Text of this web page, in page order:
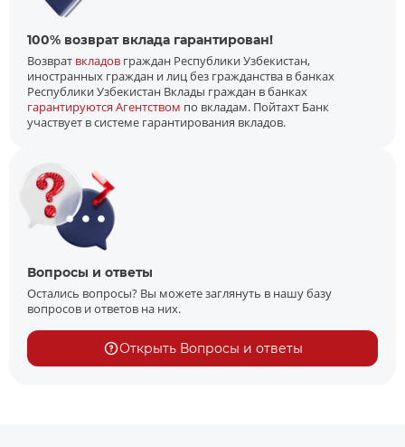
100% возврат вклада гарантирован!
Возврат вкладов граждан Республики Узбекистан,
иностранных граждан и лиц без гражданства в банках
Республики Узбекистан Вклады граждан в банках
гарантируются Агентством по вкладам. Пойтахт Банк
участвует в системе гарантирования вкладов.
Вопросы и ответы
Остались вопросы? Вы можете заглянуть в нашу базу
вопросов и ответов на них.
Открыть Вопросы и ответы